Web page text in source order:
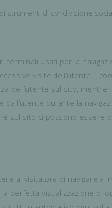
strumenti di condivisione
terminali usati per la
visite dell’utente. I
dell’utente sul sito, mentre
durante la
sul sito ci possono essere
al visitatore di navigare al
perfetta visualizzazione di